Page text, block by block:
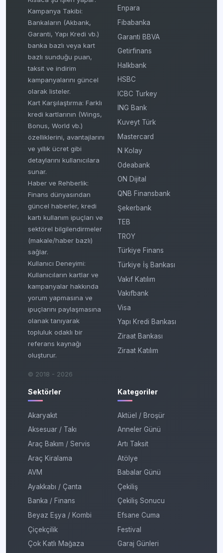
Kampanya Takibi:
Bankaların (Akbank,
Garanti, Yapı Kredi vb.)
banka bazlı veya kart
bazlı sunduğu puan,
taksit ve indirim
kampanyalarını güncel
olarak listeler.
Kart Karşılaştırma: Farklı
kredi kartlarının (Wings,
Bonus, World vb.)
özelliklerini, avantajlarını
ve yıllık ücret gibi
detaylarını kullanıcılara
sunar.
Haber ve Rehberlik:
Finans dünyasından
güncel haberler, kredi
kartı kullanım ipuçları ve
sektörel bilgilendirmeler
(makale/haber bazlı)
sağlar.
Kullanıcı Deneyimi:
Kullanıcıların kartlar ve
kampanyalar hakkında
yorum yapmasına ve
ipuçlarını paylaşmasına
olanak tanıyarak
topluluk odaklı bir
referans kaynağı
oluşturur.
© 2018 - 2026
Enpara
Fibabanka
Garanti BBVA
Getirfinans
Halkbank
HSBC
ICBC Turkey
ING Bank
Kuveyt Türk
Mastercard
N Kolay
Odeabank
ON Dijital
QNB Finansbank
Şekerbank
TEB
TROY
Türkiye Finans
Türkiye İş Bankası
Vakıf Katılım
Vakıfbank
Visa
Yapı Kredi Bankası
Ziraat Bankası
Ziraat Katılım
Sektörler
Akaryakıt
Aksesuar / Takı
Araç Bakım / Servis
Araç Kiralama
AVM
Ayakkabı / Çanta
Banka / Finans
Beyaz Eşya / Kombi
Çiçekçilik
Çok Katlı Mağaza
Kategoriler
Aktüel / Broşür
Anneler Günü
Artı Taksit
Atölye
Babalar Günü
Çekiliş
Çekiliş Sonucu
Efsane Cuma
Festival
Garaj Günleri